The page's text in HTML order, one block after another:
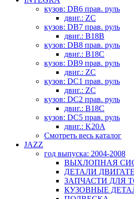
кузов: DB6 прав. руль
двиг.: ZC
кузов: DB7 прав. руль
двиг.: B18B
кузов: DB8 прав. руль
двиг.: B18C
кузов: DB9 прав. руль
двиг.: ZC
кузов: DC1 прав. руль
двиг.: ZC
кузов: DC2 прав. руль
двиг.: B18C
кузов: DC5 прав. руль
двиг.: K20A
Смотреть весь каталог
JAZZ
год выпуска: 2004-2008
ВЫХЛОПНАЯ
ДЕТАЛИ
ЗАПЧАСТИ ДЛЯ
КУЗОВНЫЕ